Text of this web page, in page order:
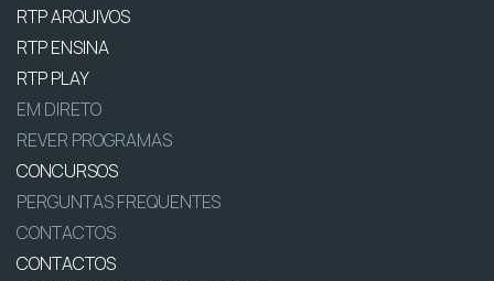
RTP ARQUIVOS
RTP ENSINA
RTP PLAY
EM DIRETO
REVER PROGRAMAS
CONCURSOS
PERGUNTAS FREQUENTES
CONTACTOS
CONTACTOS